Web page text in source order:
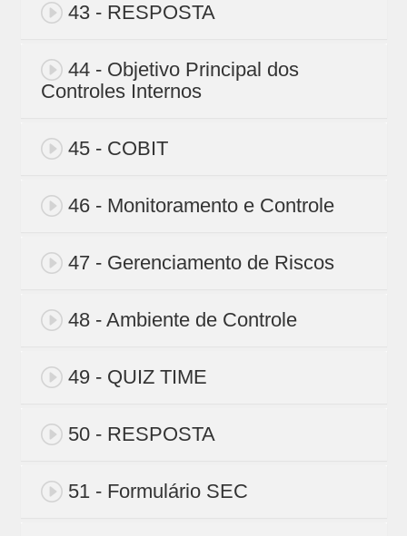
43 - RESPOSTA
44 - Objetivo Principal dos
Controles Internos
45 - COBIT
46 - Monitoramento e Controle
47 - Gerenciamento de Riscos
48 - Ambiente de Controle
49 - QUIZ TIME
50 - RESPOSTA
51 - Formulário SEC